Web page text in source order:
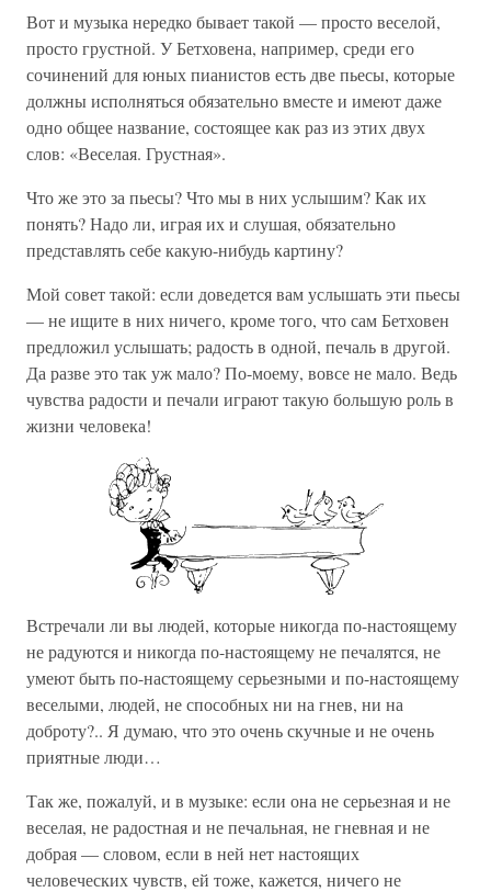
Вот и музыка нередко бывает такой — просто веселой,
просто грустной. У Бетховена, например, среди его
сочинений для юных пианистов есть две пьесы, которые
должны исполняться обязательно вместе и имеют даже
одно общее название, состоящее как раз из этих двух
слов: «Веселая. Грустная».
Что же это за пьесы? Что мы в них услышим? Как их
понять? Надо ли, играя их и слушая, обязательно
представлять себе какую-нибудь картину?
Мой совет такой: если доведется вам услышать эти пьесы
— не ищите в них ничего, кроме того, что сам Бетховен
предложил услышать; радость в одной, печаль в другой.
Да разве это так уж мало? По-моему, вовсе не мало. Ведь
чувства радости и печали играют такую большую роль в
жизни человека!
Встречали ли вы людей, которые никогда по-настоящему
не радуются и никогда по-настоящему не печалятся, не
умеют быть по-настоящему серьезными и по-настоящему
веселыми, людей, не способных ни на гнев, ни на
доброту?.. Я думаю, что это очень скучные и не очень
приятные люди…
Так же, пожалуй, и в музыке: если она не серьезная и не
веселая, не радостная и не печальная, не гневная и не
добрая — словом, если в ней нет настоящих
человеческих чувств, ей тоже, кажется, ничего не